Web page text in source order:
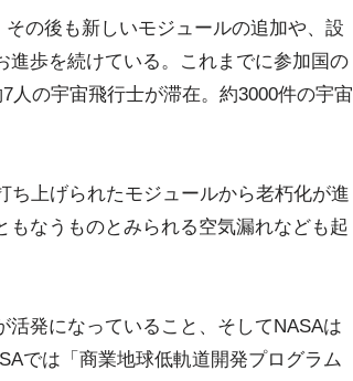
の後も新しいモジュールの追加や、設
歩を続けている。これまでに参加国の
人の宇宙飛行士が滞在。約3000件の宇宙
ち上げられたモジュールから老朽化が進
なうものとみられる空気漏れなども起
活発になっていること、そしてNASAは
では「商業地球低軌道開発プログラム